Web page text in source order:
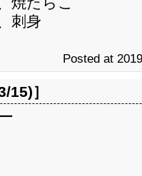
刺身
Posted at
15)］